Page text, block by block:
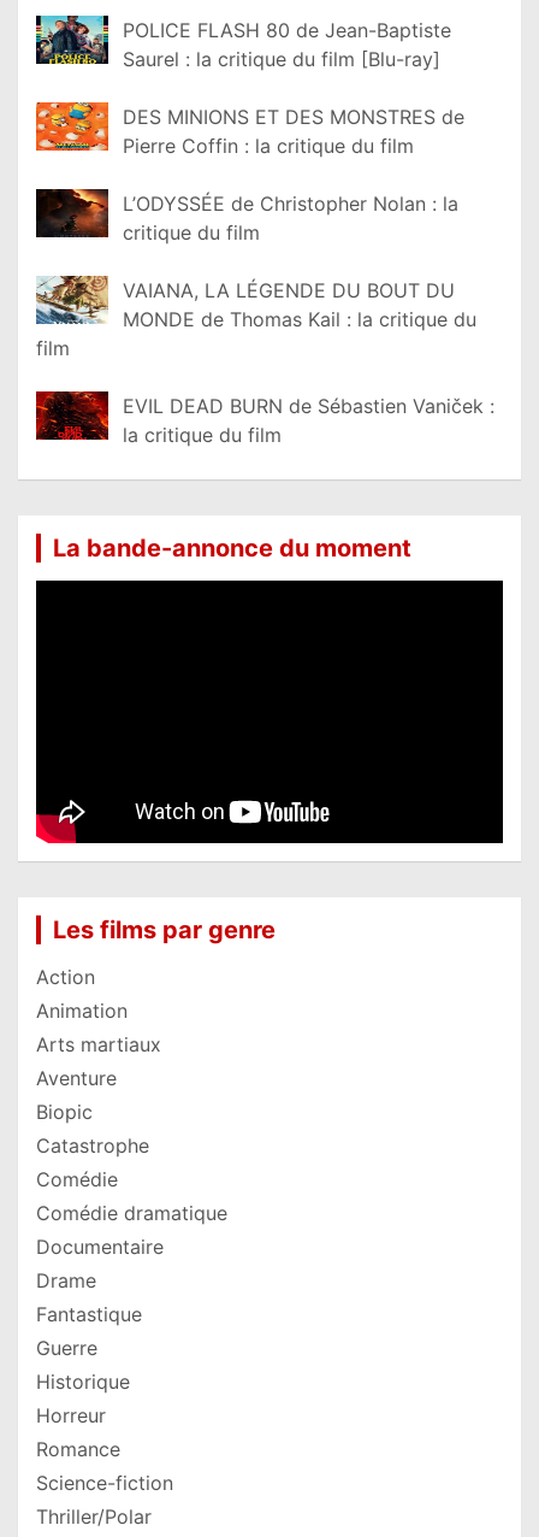
POLICE FLASH 80 de Jean-Baptiste
Saurel : la critique du film [Blu-ray]
DES MINIONS ET DES MONSTRES de
Pierre Coffin : la critique du film
L’ODYSSÉE de Christopher Nolan : la
critique du film
VAIANA, LA LÉGENDE DU BOUT DU
MONDE de Thomas Kail : la critique du
film
EVIL DEAD BURN de Sébastien Vaniček :
la critique du film
La bande-annonce du moment
Les films par genre
Action
Animation
Arts martiaux
Aventure
Biopic
Catastrophe
Comédie
Comédie dramatique
Documentaire
Drame
Fantastique
Guerre
Historique
Horreur
Romance
Science-fiction
Thriller/Polar